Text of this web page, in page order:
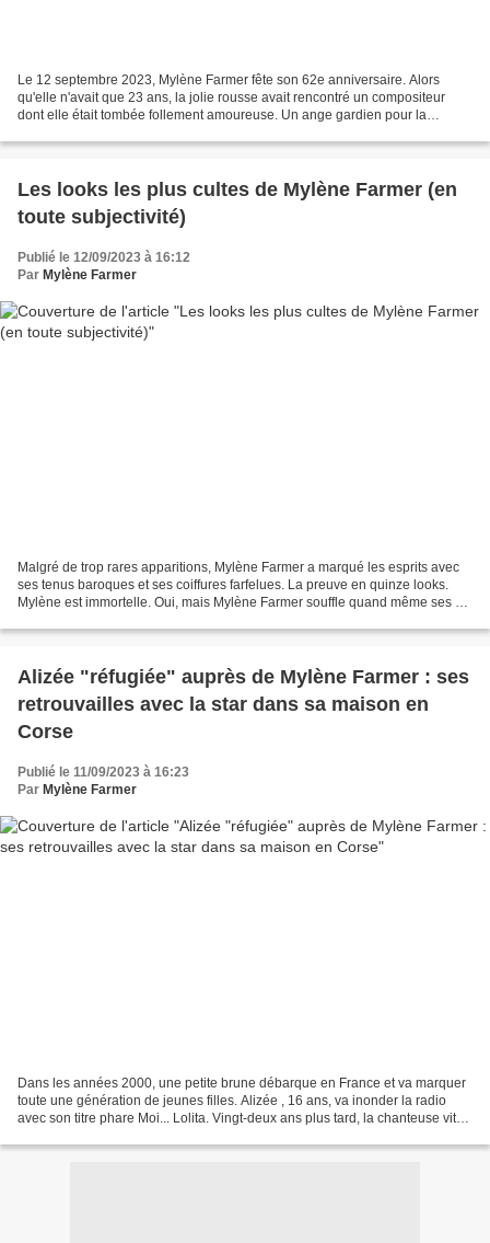
Le 12 septembre 2023, Mylène Farmer fête son 62e anniversaire. Alors
qu'elle n'avait que 23 ans, la jolie rousse avait rencontré un compositeur
dont elle était tombée follement amoureuse. Un ange gardien pour la
Les looks les plus cultes de Mylène Farmer (en
toute subjectivité)
Publié le 12/09/2023 à 16:12
Par Mylène Farmer
Malgré de trop rares apparitions, Mylène Farmer a marqué les esprits avec
ses tenus baroques et ses coiffures farfelues. La preuve en quinze looks.
Mylène est immortelle. Oui, mais Mylène Farmer souffle quand même ses 62
Alizée "réfugiée" auprès de Mylène Farmer : ses
retrouvailles avec la star dans sa maison en
Corse
Publié le 11/09/2023 à 16:23
Par Mylène Farmer
Dans les années 2000, une petite brune débarque en France et va marquer
toute une génération de jeunes filles. Alizée , 16 ans, va inonder la radio
avec son titre phare Moi... Lolita. Vingt-deux ans plus tard, la chanteuse vit